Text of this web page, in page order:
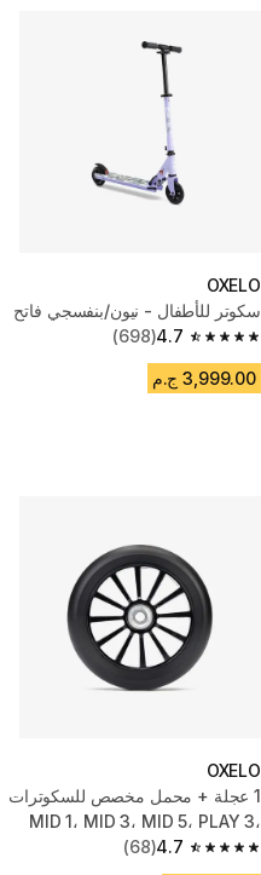
OXELO
سكوتر للأطفال - نيون/بنفسجي فاتح
4.7
4.7 out of 5 stars from 698 reviews
(698)
3,999.00 ج.م
OXELO
1 عجلة + محمل مخصص للسكوترات
MID 1، MID 3، MID 5، PLAY 3،
PLAY 5 (الأمامية)
4.7
4.7 out of 5 stars from 68 reviews
(68)